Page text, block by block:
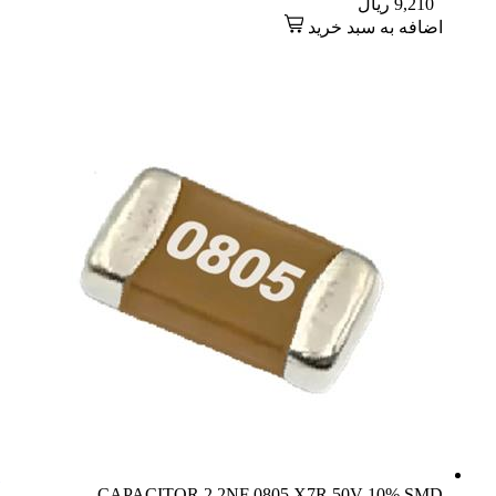
اضافه به سبد خرید